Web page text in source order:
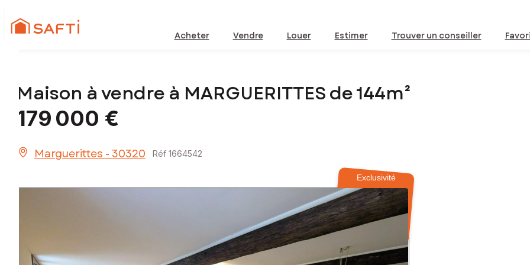
Acheter Vendre Louer Estimer Trouver un conseiller
Maison à vendre à MARGUERITTES de 144m²
179 000 €
Marguerittes - 30320 Réf 1664542
Exclusivité